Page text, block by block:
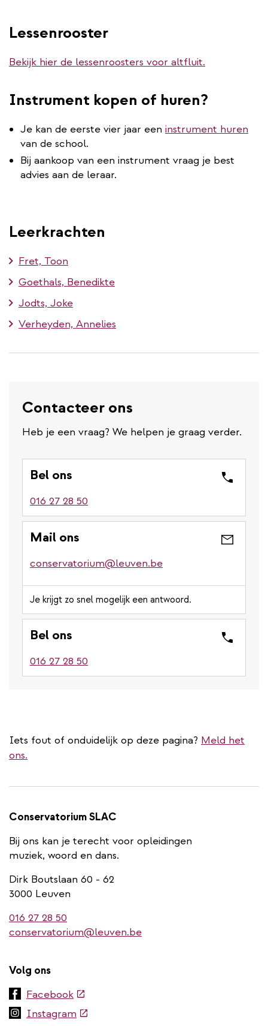
Lessenrooster
Bekijk hier de lessenroosters voor altfluit.
Instrument kopen of huren?
Je kan de eerste vier jaar een instrument huren
van de school.
Bij aankoop van een instrument vraag je best
advies aan de leraar.
Leerkrachten
Fret, Toon
Goethals, Benedikte
Jodts, Joke
Verheyden, Annelies
Contacteer ons
Heb je een vraag? We helpen je graag verder.
Bel ons
016 27 28 50
Mail ons
conservatorium@leuven.be
Je krijgt zo snel mogelijk een antwoord.
Bel ons
016 27 28 50
Iets fout of onduidelijk op deze pagina? Meld het
ons.
Conservatorium SLAC
Bij ons kan je terecht voor opleidingen
muziek, woord en dans.
Dirk Boutslaan 60 - 62
3000 Leuven
016 27 28 50
conservatorium@leuven.be
Volg ons
Facebook(externe
link)
Instagram (externe